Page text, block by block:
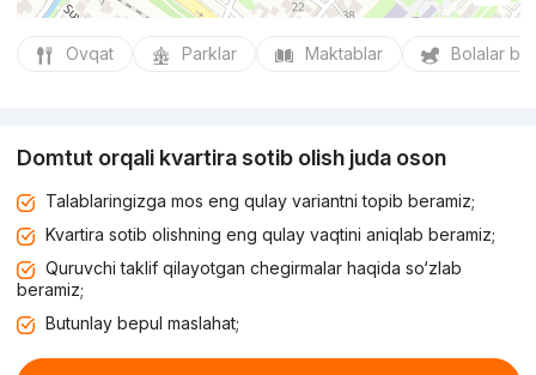
Ovqat Parklar Maktablar Bolalar
Domtut orqali kvartira sotib olish juda oson
Talablaringizga mos eng qulay variantni topib beramiz;
Kvartira sotib olishning eng qulay vaqtini aniqlab beramiz;
Quruvchi taklif qilayotgan chegirmalar haqida so‘zlab
beramiz;
Butunlay bepul maslahat;